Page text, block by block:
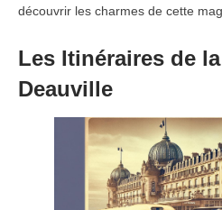
découvrir les charmes de cette
Les Itinéraires de
Deauville